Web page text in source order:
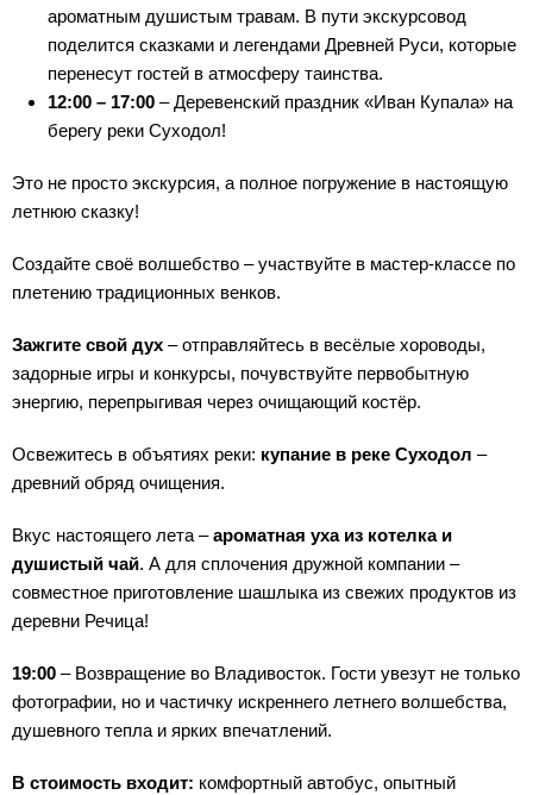
ароматным душистым травам. В пути экскурсовод
поделится сказками и легендами Древней Руси, которые
перенесут гостей в атмосферу таинства.
12:00 – 17:00 – Деревенский праздник «Иван Купала» на
берегу реки Суходол!
Это не просто экскурсия, а полное погружение в настоящую
летнюю сказку!
Создайте своё волшебство – участвуйте в мастер-классе по
плетению традиционных венков.
Зажгите свой дух – отправляйтесь в весёлые хороводы,
задорные игры и конкурсы, почувствуйте первобытную
энергию, перепрыгивая через очищающий костёр.
Освежитесь в объятиях реки: купание в реке Суходол –
древний обряд очищения.
Вкус настоящего лета –ароматная уха из котелка и
душистый чай. А для сплочения дружной компании –
совместное приготовление шашлыка из свежих продуктов из
деревни Речица!
19:00 – Возвращение во Владивосток. Гости увезут не только
фотографии, но и частичку искреннего летнего волшебства,
душевного тепла и ярких впечатлений.
В стоимость входит: комфортный автобус, опытный